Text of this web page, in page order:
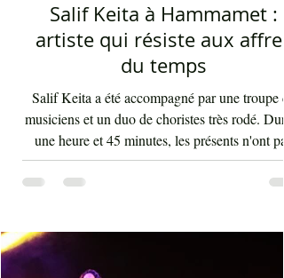
Salif Keita à Hammamet :
artiste qui résiste aux affres
du temps
Salif Keita a été accompagné par une troupe
musiciens et un duo de choristes très rodé.
une heure et 45 minutes, les présents n'ont pas
arrêté d'interagir avec les rythmes endiablés et
enflammés de cette musique malienne portant
les clameurs de l'homme éternel pour une vie
terre bien meilleure. Salif Keita, sur scène,